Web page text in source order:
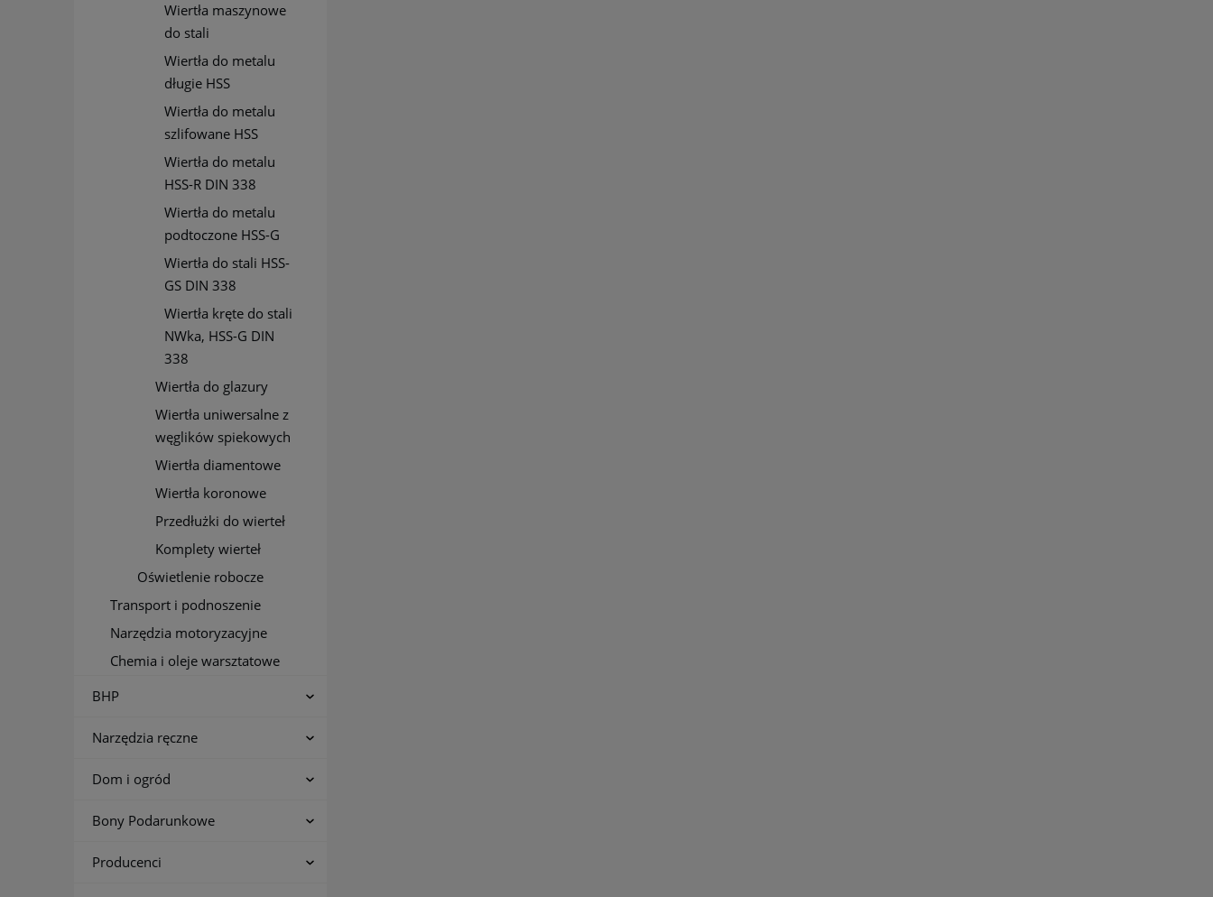
Wiertła maszynowe
do stali
Wiertła do metalu
długie HSS
Wiertła do metalu
szlifowane HSS
Wiertła do metalu
HSS-R DIN 338
Wiertła do metalu
podtoczone HSS-G
Wiertła do stali HSS-
GS DIN 338
Wiertła kręte do stali
NWka, HSS-G DIN
338
Wiertła do glazury
Wiertła uniwersalne z
węglików spiekowych
Wiertła diamentowe
Wiertła koronowe
Przedłużki do wierteł
Komplety wierteł
Oświetlenie robocze
Transport i podnoszenie
Narzędzia motoryzacyjne
Chemia i oleje warsztatowe
BHP
Narzędzia ręczne
Dom i ogród
Bony Podarunkowe
Producenci